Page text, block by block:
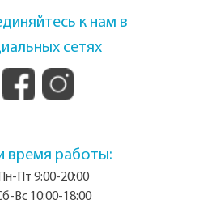
время работы:
Пн-Пт 9:00-20:00
Вс 10:00-18:00
к нам в
сетях